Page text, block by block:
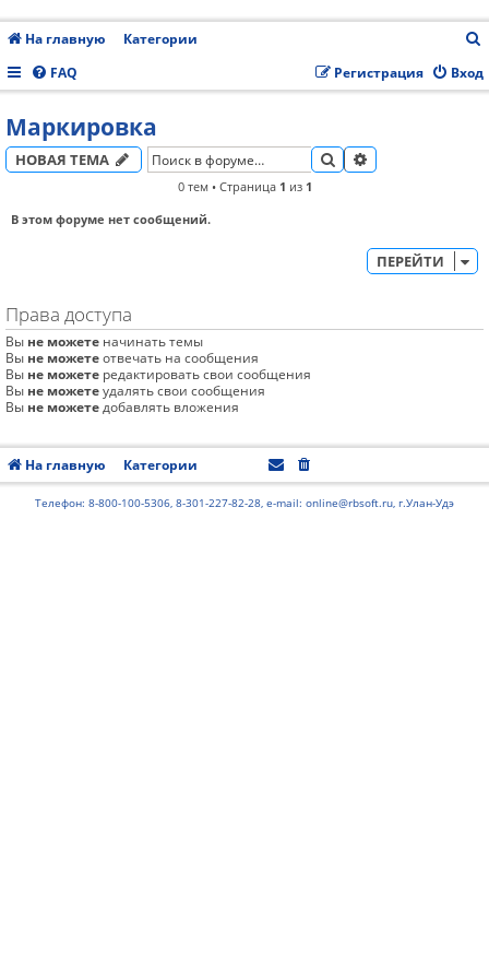
На главную Категории
FAQ Вход
Регистрация
Маркировка
НОВАЯ ТЕМА ПОИСК
0 тем • Страница 1 из 1
В этом форуме нет сообщений.
ПЕРЕЙТИ
Права доступа
Вы не можете начинать темы
Вы не можетеотвечать на сообщения
Вы не можете редактировать свои сообщения
Вы не можетеудалять свои сообщения
Вы не можетедобавлять вложения
На главную Категории
Телефон: 8-800-100-5306, 8-301-227-82-28, e-mail: online@rbsoft.ru, г.Улан-Удэ